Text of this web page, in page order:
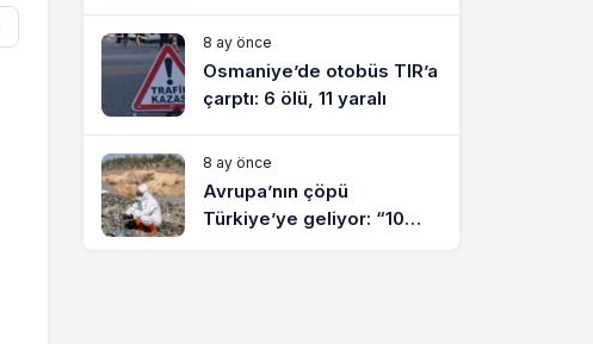
8 ay önce
Osmaniye’de otobüs TIR’a
çarptı: 6 ölü, 11 yaralı
8 ay önce
Avrupa’nın çöpü
Türkiye’ye geliyor: “10